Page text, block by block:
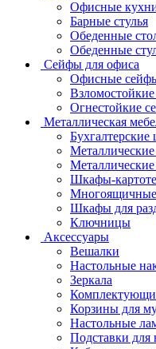
Офисные
Барные стулья
Обеденные
Обеденные
Сейфы для офиса
Офисные
Огнестойкие
Металлическая
Шкафы-
Шкафы для
Ключницы
Аксессуары
Вешалки
Настольные
Зеркала
Корзины для
Настольные
Подставки для